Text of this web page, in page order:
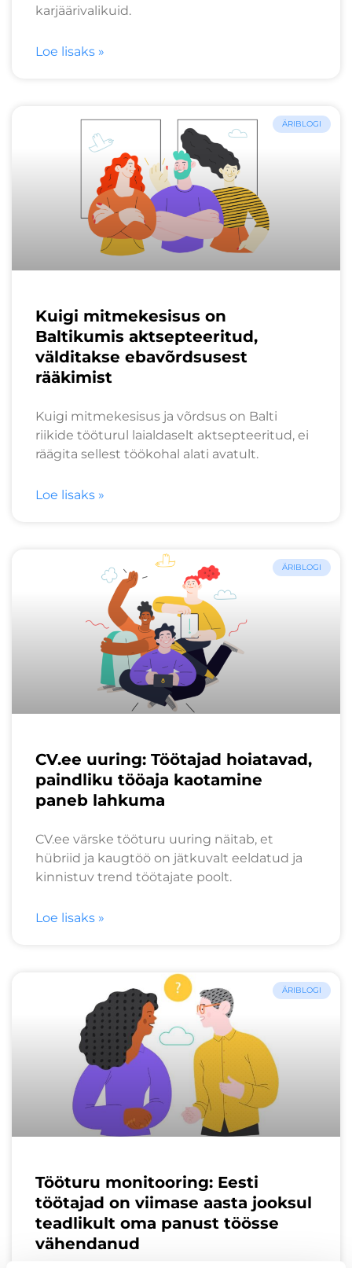
karjäärivalikuid.
Loe lisaks »
ÄRIBLOGI
Kuigi mitmekesisus on
Baltikumis aktsepteeritud,
välditakse ebavõrdsusest
rääkimist
Kuigi mitmekesisus ja võrdsus on Balti
riikide tööturul laialdaselt aktsepteeritud, ei
räägita sellest töökohal alati avatult.
Loe lisaks »
ÄRIBLOGI
CV.ee uuring: Töötajad hoiatavad,
paindliku tööaja kaotamine
paneb lahkuma
CV.ee värske tööturu uuring näitab, et
hübriid ja kaugtöö on jätkuvalt eeldatud ja
kinnistuv trend töötajate poolt.
Loe lisaks »
ÄRIBLOGI
Tööturu monitooring: Eesti
töötajad on viimase aasta jooksul
teadlikult oma panust töösse
vähendanud